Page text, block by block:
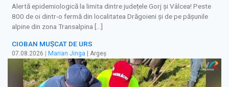
Alertă epidemiologică la limita dintre județele Gorj și Vâlcea! Peste
800 de oi dintr-o fermă din localitatea Drăgoieni și de pe pășunile
alpine din zona Transalpina […]
CIOBAN MUȘCAT DE URS
07.08.2026 Marian Jinga | Argeș